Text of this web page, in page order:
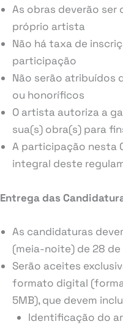
As obras deverão ser
próprio artista
Não há taxa de
participação
Não serão atribuídos
ou honoríficos
O artista autoriza a
sua(s) obra(s) para
A participação nesta
integral deste
Entrega das
As candidaturas
(meia-noite) de 28
Serão aceites
formato digital
5MB), que devem
Identificação do